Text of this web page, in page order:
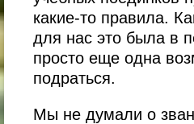
какие-то правила.
для нас это была в
просто еще одна
подраться.
Мы не думали о